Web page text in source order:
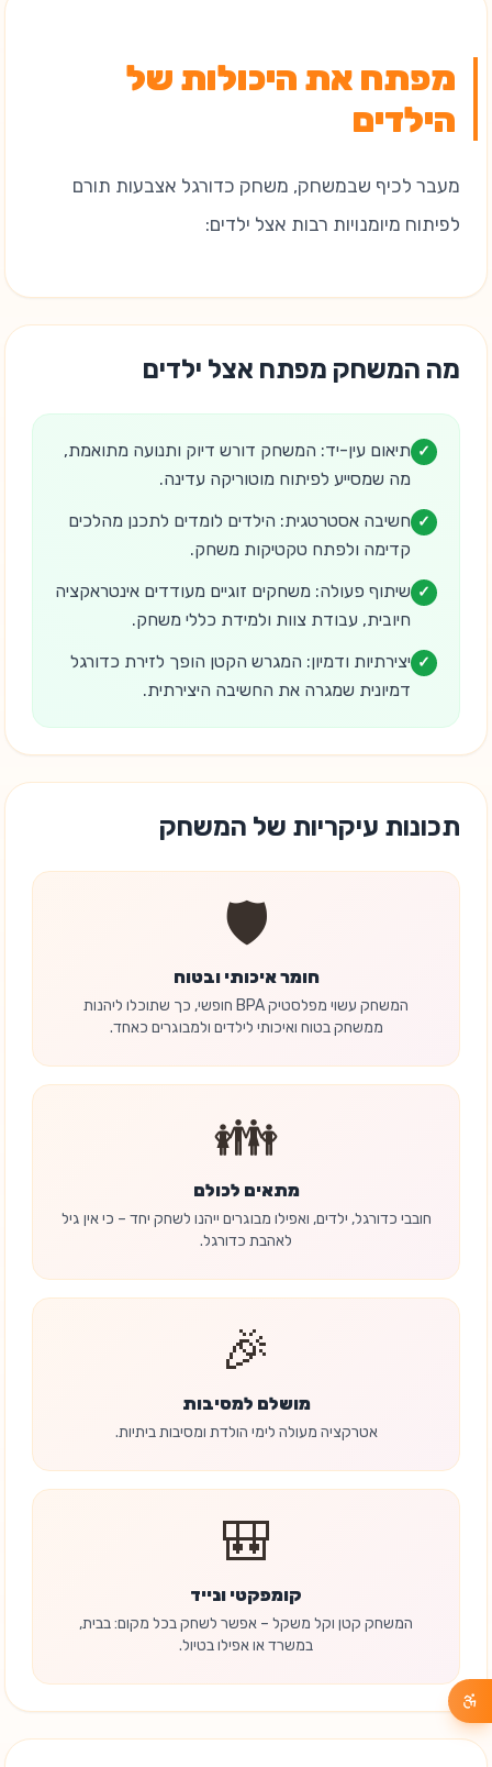
מפתח את היכולות של
הילדים
מעבר לכיף שבמשחק, משחק כדורגל אצבעות תורם
לפיתוח מיומנויות רבות אצל ילדים:
מה המשחק מפתח אצל ילדים
✓ תיאום עין-יד: המשחק דורש דיוק ותנועה מתואמת,
מה שמסייע לפיתוח מוטוריקה עדינה.
✓ חשיבה אסטרטגית: הילדים לומדים לתכנן מהלכים
קדימה ולפתח טקטיקות משחק.
✓ שיתוף פעולה: משחקים זוגיים מעודדים אינטראקציה
חיובית, עבודת צוות ולמידת כללי משחק.
✓ יצירתיות ודמיון: המגרש הקטן הופך לזירת כדורגל
דמיונית שמגרה את החשיבה היצירתית.
תכונות עיקריות של המשחק
🛡️
חומר איכותי ובטוח
המשחק עשוי מפלסטיק BPA חופשי, כך שתוכלו ליהנות
ממשחק בטוח ואיכותי לילדים ולמבוגרים כאחד.
👪
מתאים לכולם
חובבי כדורגל, ילדים, ואפילו מבוגרים ייהנו לשחק יחד – כי אין גיל
לאהבת כדורגל.
🎉
מושלם למסיבות
אטרקציה מעולה לימי הולדת ומסיבות ביתיות.
🎒
קומפקטי ונייד
המשחק קטן וקל משקל – אפשר לשחק בכל מקום: בבית,
במשרד או אפילו בטיול.